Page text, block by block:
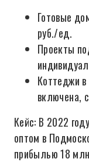
Готовые
руб./ед.
Проекты
Коттеджи в
включена,
Кейс: В 2022
оптом в
прибылью 18